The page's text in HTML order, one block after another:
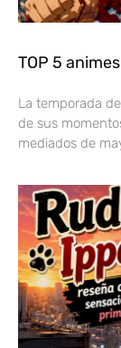
TOP 5
La temporada
de sus
mediados de